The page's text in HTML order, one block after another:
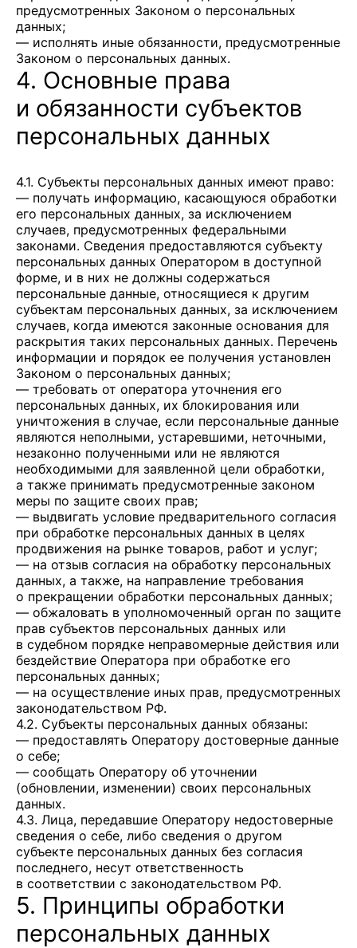
предусмотренных Законом о персональных
данных;
— исполнять иные обязанности, предусмотренные
Законом о персональных данных.
4. Основные права
и обязанности субъектов
персональных данных
4.1. Субъекты персональных данных имеют право:
— получать информацию, касающуюся обработки
его персональных данных, за исключением
случаев, предусмотренных федеральными
законами. Сведения предоставляются субъекту
персональных данных Оператором в доступной
форме, и в них не должны содержаться
персональные данные, относящиеся к другим
субъектам персональных данных, за исключением
случаев, когда имеются законные основания для
раскрытия таких персональных данных. Перечень
информации и порядок ее получения установлен
Законом о персональных данных;
— требовать от оператора уточнения его
персональных данных, их блокирования или
уничтожения в случае, если персональные данные
являются неполными, устаревшими, неточными,
незаконно полученными или не являются
необходимыми для заявленной цели обработки,
а также принимать предусмотренные законом
меры по защите своих прав;
— выдвигать условие предварительного согласия
при обработке персональных данных в целях
продвижения на рынке товаров, работ и услуг;
— на отзыв согласия на обработку персональных
данных, а также, на направление требования
о прекращении обработки персональных данных;
— обжаловать в уполномоченный орган по защите
прав субъектов персональных данных или
в судебном порядке неправомерные действия или
бездействие Оператора при обработке его
персональных данных;
— на осуществление иных прав, предусмотренных
законодательством РФ.
4.2. Субъекты персональных данных обязаны:
— предоставлять Оператору достоверные данные
о себе;
— сообщать Оператору об уточнении
(обновлении, изменении) своих персональных
данных.
4.3. Лица, передавшие Оператору недостоверные
сведения о себе, либо сведения о другом
субъекте персональных данных без согласия
последнего, несут ответственность
в соответствии с законодательством РФ.
5. Принципы обработки
персональных данных